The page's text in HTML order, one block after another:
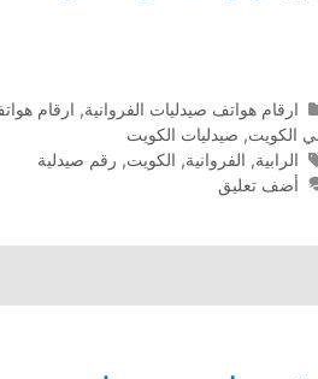
التصنيفات
ارقام هواتف صيدليات الفروانية, ارقام
الكويت, صيدليات الكويت
الوسوم
الرابية, الفروانية, الكويت, رقم صيدلية
أضف تعليق